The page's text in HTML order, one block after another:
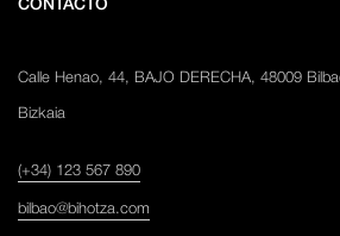
CONTACTO
Calle Henao, 44, BAJO DERECHA, 48009
Bizkaia
(+34) 123 567 890
bilbao@bihotza.com